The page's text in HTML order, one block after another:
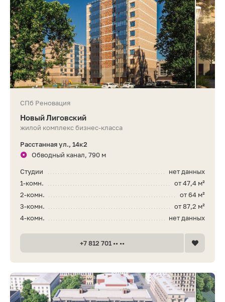
СПб Реновация
Новый Лиговский
жилой комплекс бизнес-класса
Расстанная ул., 14к2
Обводный канал, 790 м
нет данных
Студии
от 47,4 м²
1-комн.
от 64 м²
2-комн.
от 87,2 м²
3-комн.
нет данных
4-комн.
+7 812 701 •• ••